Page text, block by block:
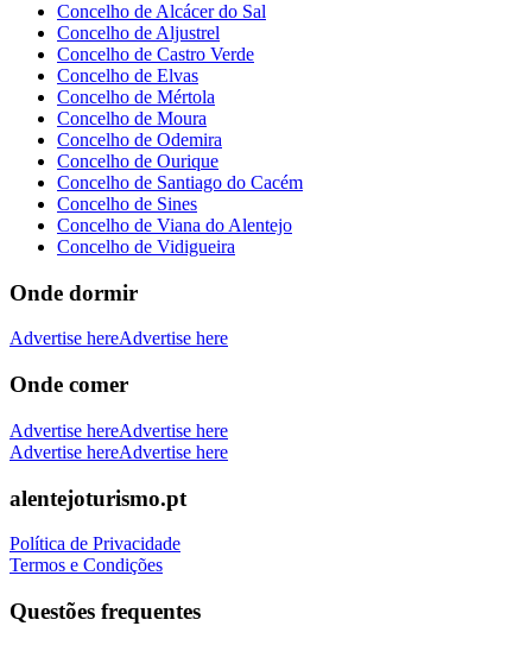
Concelho de Alcácer do Sal
Concelho de Aljustrel
Concelho de Castro Verde
Concelho de Elvas
Concelho de Mértola
Concelho de Moura
Concelho de Odemira
Concelho de Ourique
Concelho de Santiago do Cacém
Concelho de Sines
Concelho de Viana do Alentejo
Concelho de Vidigueira
Onde dormir
Advertise hereAdvertise here
Onde comer
Advertise hereAdvertise here
Advertise hereAdvertise here
alentejoturismo.pt
Política de Privacidade
Termos e Condições
Questões frequentes